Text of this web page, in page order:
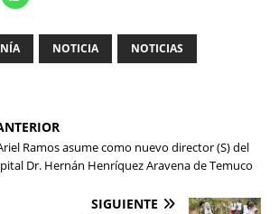
NOTICIA NOTICIAS
Ramos asume como nuevo director (S) del
Dr. Hernán Henríquez Aravena de Temuco
SIGUIENTE